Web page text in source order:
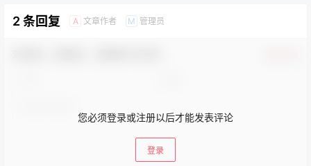
2 条回复 A 文章作者 M 管理员
您必须登录或注册以后才能发表评论
登录